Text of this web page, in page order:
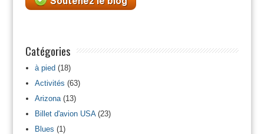
Catégories
à pied (18)
Activités (63)
Arizona(13)
Billet d'avion USA(23)
Blues (1)